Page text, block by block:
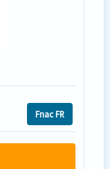
Fnac FR